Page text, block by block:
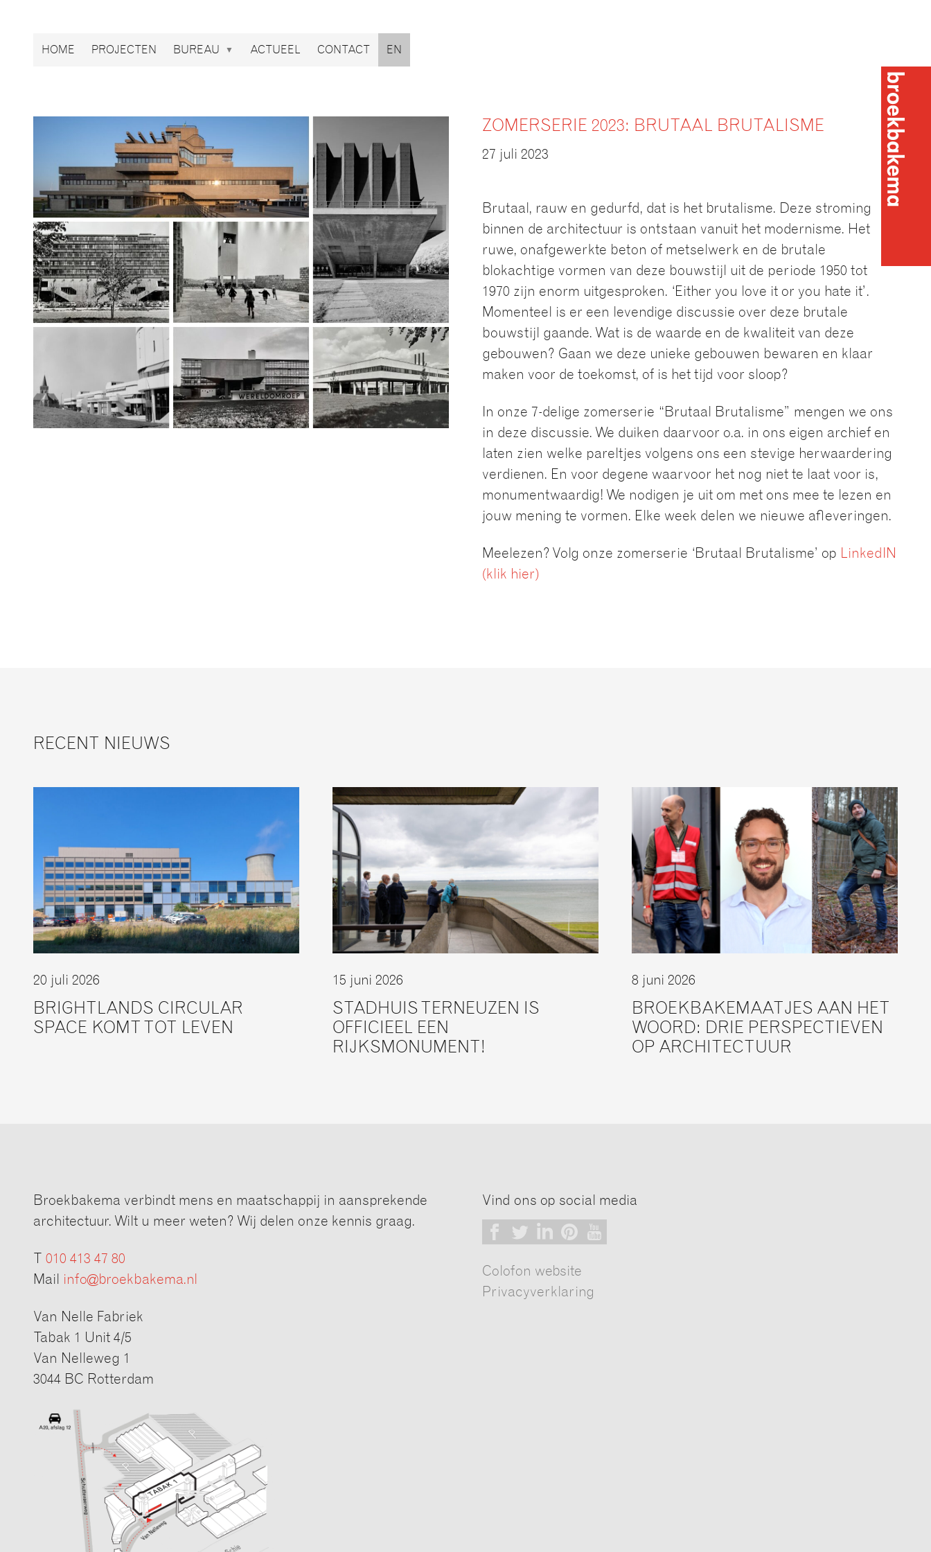
HOME PROJECTEN BUREAU ACTUEEL CONTACT EN
ZOMERSERIE 2023: BRUTAAL BRUTALISME
27 juli 2023
Brutaal, rauw en gedurfd, dat is het brutalisme. Deze stroming
binnen de architectuur is ontstaan vanuit het modernisme. Het
ruwe, onafgewerkte beton of metselwerk en de brutale
blokachtige vormen van deze bouwstijl uit de periode 1950 tot
1970 zijn enorm uitgesproken. ‘Either you love it or you hate it’.
Momenteel is er een levendige discussie over deze brutale
bouwstijl gaande. Wat is de waarde en de kwaliteit van deze
gebouwen? Gaan we deze unieke gebouwen bewaren en klaar
maken voor de toekomst, of is het tijd voor sloop?
In onze 7-delige zomerserie “Brutaal Brutalisme” mengen we ons
in deze discussie. We duiken daarvoor o.a. in ons eigen archief en
laten zien welke pareltjes volgens ons een stevige herwaardering
verdienen. En voor degene waarvoor het nog niet te laat voor is,
monumentwaardig! We nodigen je uit om met ons mee te lezen en
jouw mening te vormen. Elke week delen we nieuwe afleveringen.
Meelezen? Volg onze zomerserie ‘Brutaal Brutalisme’ op LinkedIN
(klik hier)
RECENT NIEUWS
20 juli 2026
BRIGHTLANDS CIRCULAR
SPACE KOMT TOT LEVEN
15 juni 2026
STADHUIS TERNEUZEN IS
OFFICIEEL EEN
RIJKSMONUMENT!
8 juni 2026
BROEKBAKEMAATJES AAN HET
WOORD: DRIE PERSPECTIEVEN
OP ARCHITECTUUR
Broekbakema verbindt mens en maatschappij in aansprekende
architectuur. Wilt u meer weten? Wij delen onze kennis graag.
010 413 47 80
Mail info@broekbakema.nl
Van Nelle Fabriek
Tabak 1 Unit 4/5
Van Nelleweg 1
3044 BC Rotterdam
Vind ons op social media
Colofon website
Privacyverklaring